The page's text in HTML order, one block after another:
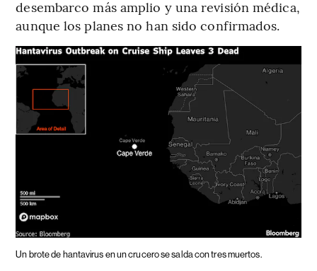
desembarco más amplio y una revisión médica,
aunque los planes no han sido confirmados.
Un brote de hantavirus en un crucero se salda con tres muertos.